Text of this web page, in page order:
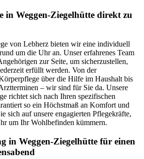
in Weggen-Ziegelhütte direkt zu
von Lebherz bieten wir eine individuell
um die Uhr an. Unser erfahrenes Team
zur Seite, um sicherzustellen,
erfüllt werden. Von der
über die Hilfe im Haushalt bis
– wir sind für Sie da. Unsere
richtet sich nach Ihren spezifischen
so ein Höchstmaß an Komfort und
sich auf unsere engagierten Pflegekräfte,
um Ihr Wohlbefinden kümmern.
in Weggen-Ziegelhütte für einen